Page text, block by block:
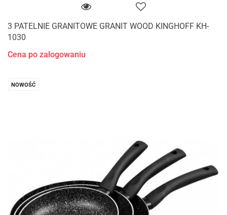
3 PATELNIE GRANITOWE GRANIT WOOD KINGHOFF KH-
1030
Cena po zalogowaniu
NOWOŚĆ